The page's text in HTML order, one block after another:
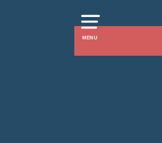
MENU